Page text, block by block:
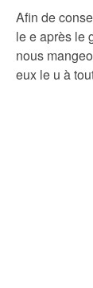
Afin de
le e après le
nous
eux le u à